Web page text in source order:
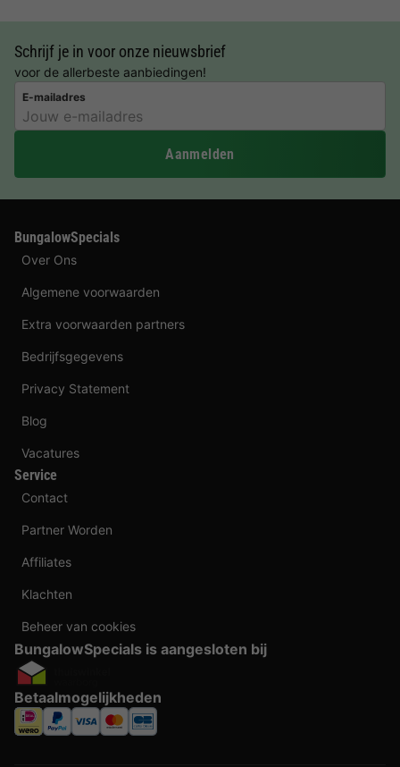
Schrijf je in voor onze nieuwsbrief
voor de allerbeste aanbiedingen!
E-mailadres
Aanmelden
BungalowSpecials
Over Ons
Algemene voorwaarden
Extra voorwaarden partners
Bedrijfsgegevens
Privacy Statement
Blog
Vacatures
Service
Contact
Partner Worden
Affiliates
Klachten
Beheer van cookies
BungalowSpecials is aangesloten bij
Betaalmogelijkheden